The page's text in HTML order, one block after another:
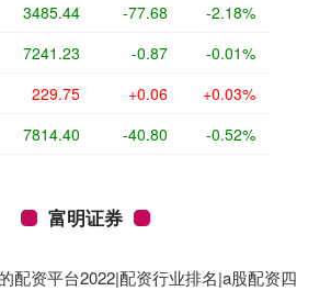
3485.44 -77.68 -2.18%
7241.23 -0.87 -0.01%
229.75 +0.06 +0.03%
7814.40 -40.80 -0.52%
富明证券
配资平台2022|配资行业排名|a股配资四